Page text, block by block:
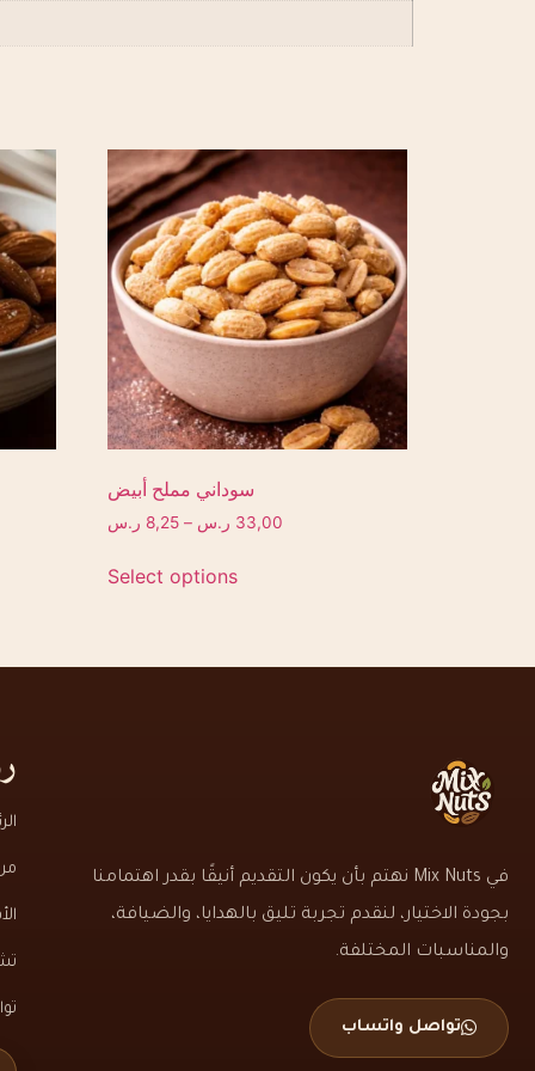
سوداني مملح أبيض
8,25 ر.س – 33,00 ر.س
Select options
في Mix Nuts نهتم بأن يكون التقديم أنيقًا بقدر اهتمامنا
بجودة الاختيار، لنقدم تجربة تليق بالهدايا، والضيافة،
والمناسبات المختلفة.
تواصل واتساب